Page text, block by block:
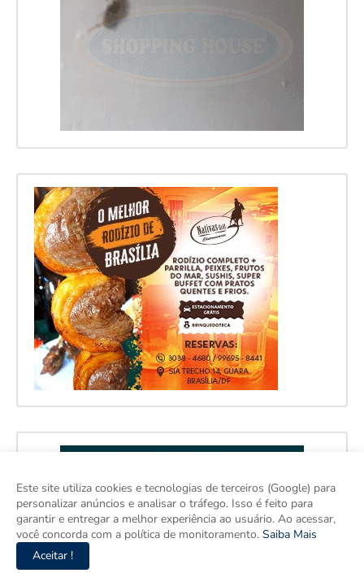
Este site utiliza cookies e tecnologias de terceiros (Google) para
personalizar anúncios e analisar o tráfego. Isso é feito para
garantir e entregar a melhor experiência ao usuário. Ao acessar,
você concorda com a política de monitoramento. Saiba Mais
Aceitar !